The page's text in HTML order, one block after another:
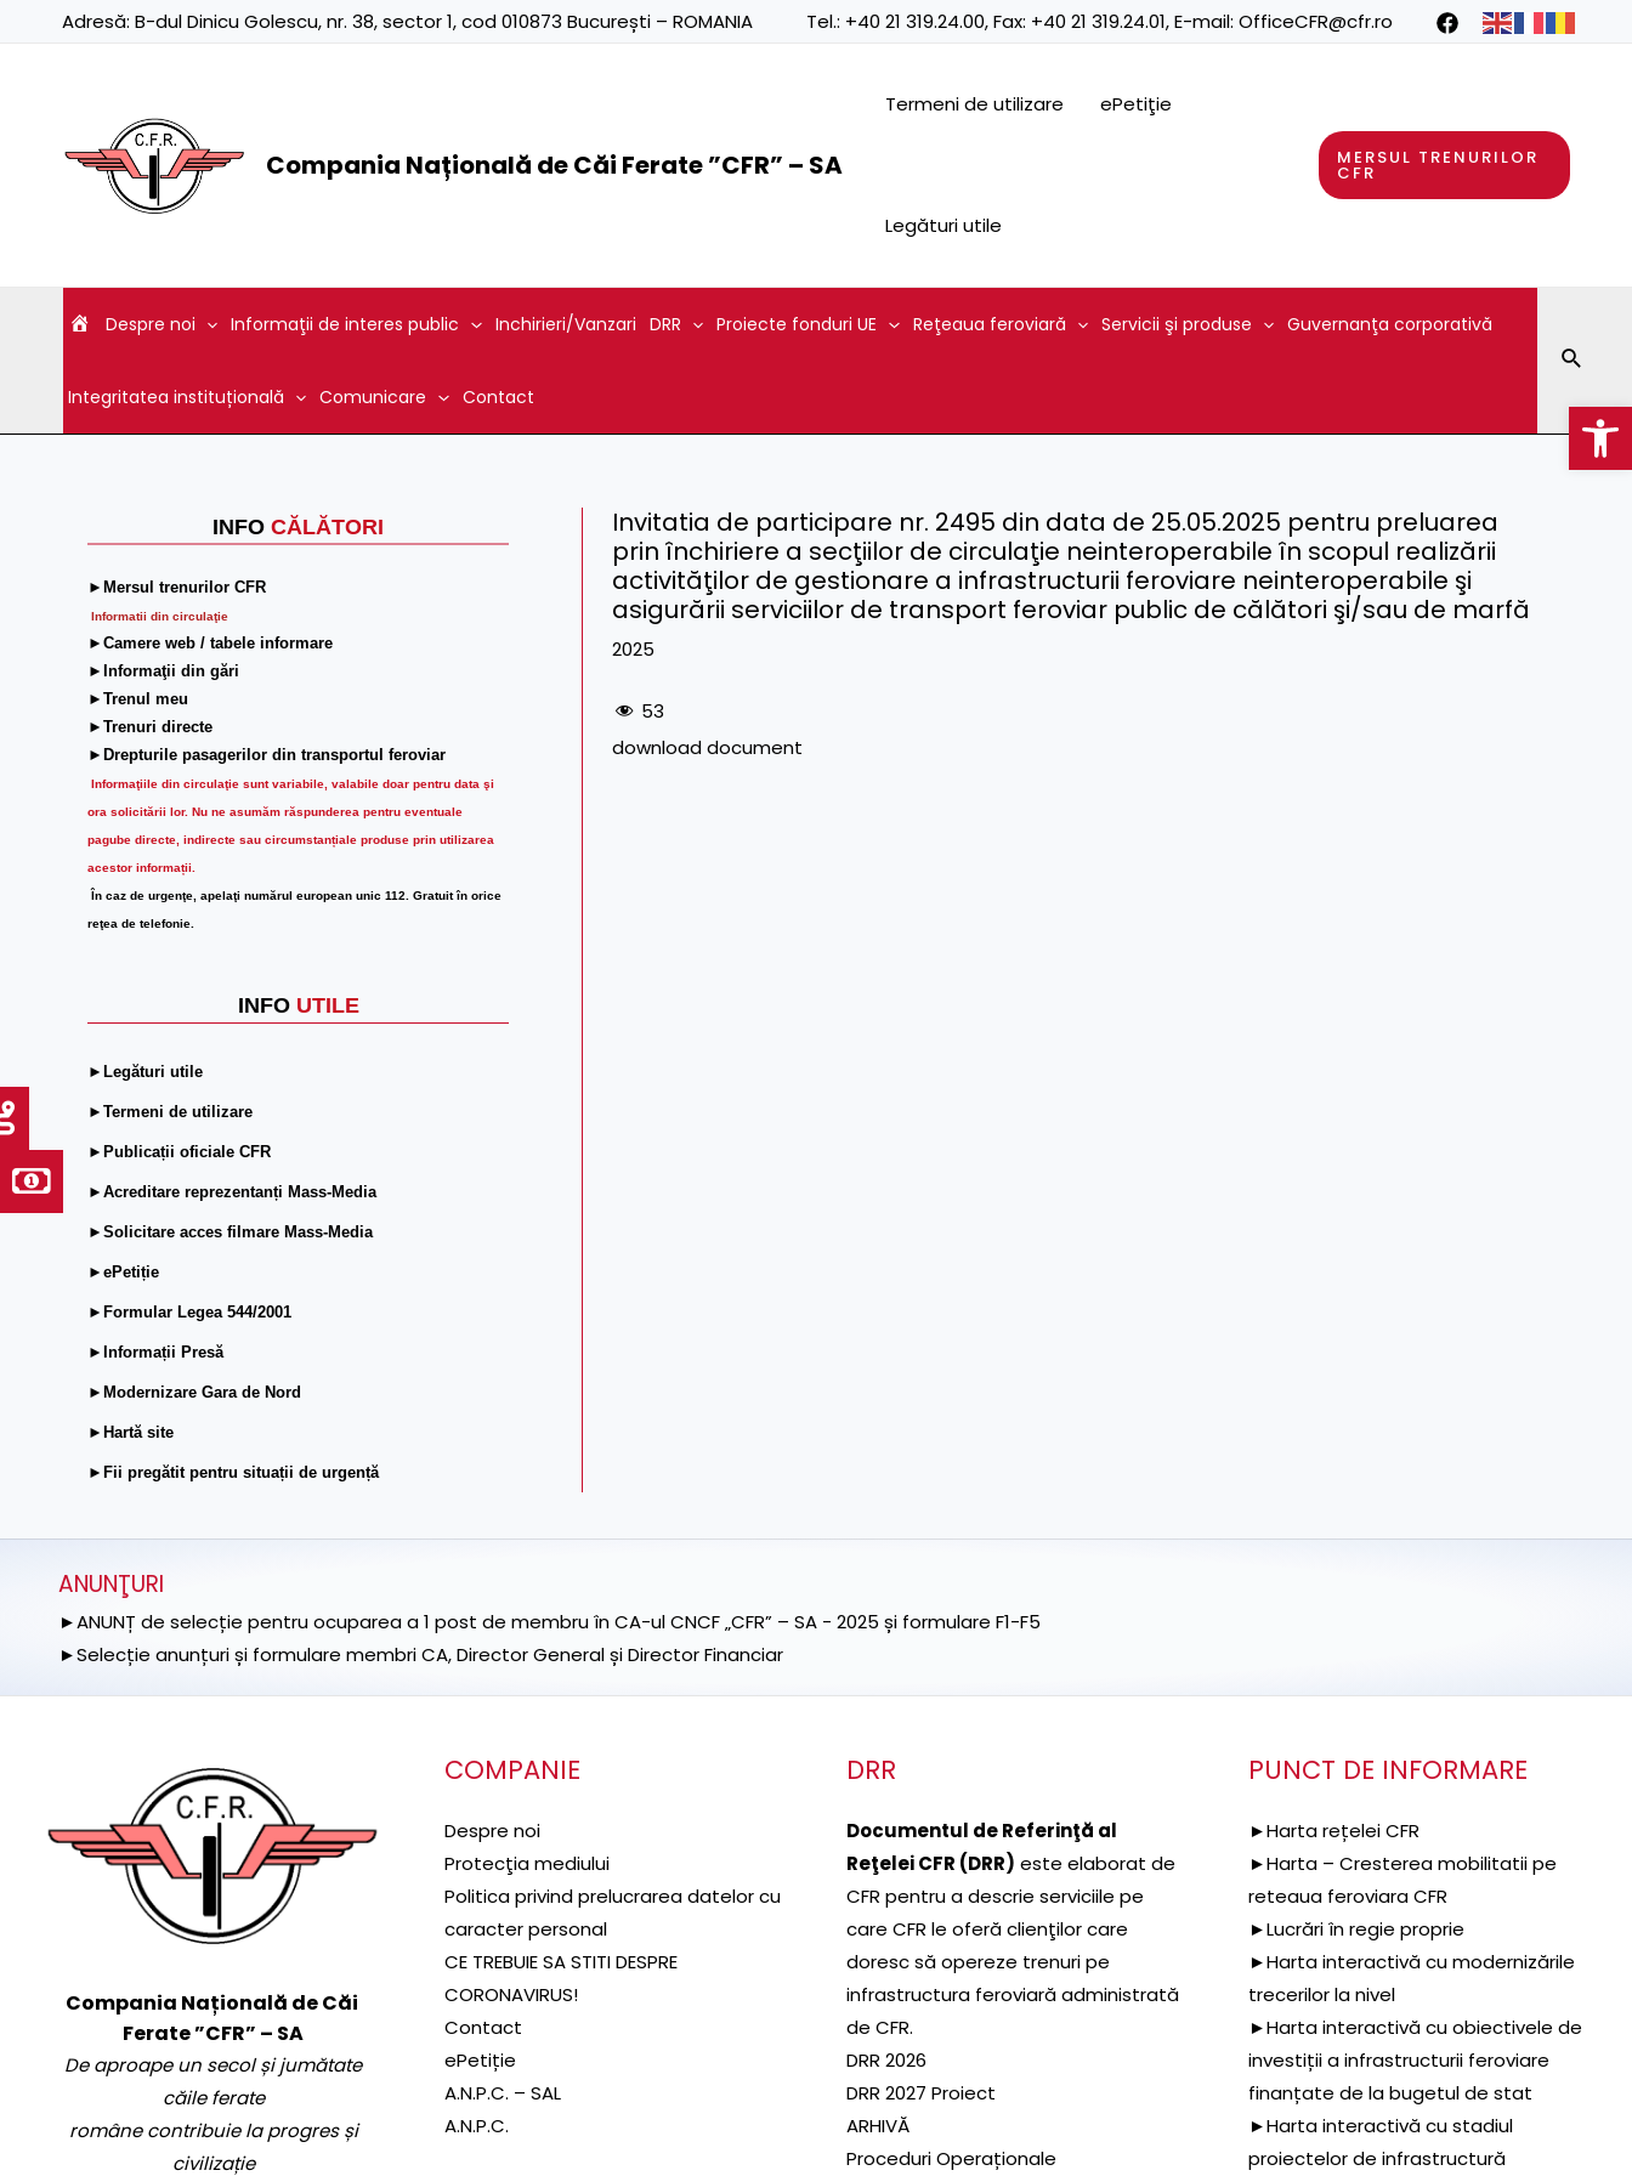
Adresă: B-dul Dinicu Golescu, nr. 38, sector 1, cod 010873 București – ROMANIA Tel.: +40 21 319.24.00, Fax: +40 21 319.24.01, E-mail: OfficeCFR@cfr.ro
Compania Națională de Căi Ferate ”CFR” – SA
Termeni de utilizare ePetiţie
Legături utile
MERSUL TRENURILOR
CFR
Despre noi Informaţii de interes public Inchirieri/Vanzari DRR Proiecte fonduri UE Reţeaua feroviară Servicii şi produse Guvernanţa corporativă
Integritatea instituțională Comunicare Contact
INFO CĂLĂTORI
►Mersul trenurilor CFR
Informatii din circulaţie
►Camere web / tabele informare
►Informaţii din gări
►Trenul meu
►Trenuri directe
►Drepturile pasagerilor din transportul feroviar
Informaţiile din circulaţie sunt variabile, valabile doar pentru data şi
ora solicitării lor. Nu ne asumăm răspunderea pentru eventuale
pagube directe, indirecte sau circumstanțiale produse prin utilizarea
acestor informații.
În caz de urgenţe, apelaţi numărul european unic 112. Gratuit în orice
reţea de telefonie.
INFO UTILE
►Legături utile
►Termeni de utilizare
►Publicații oficiale CFR
►Acreditare reprezentanți Mass-Media
►Solicitare acces filmare Mass-Media
►ePetiție
►Formular Legea 544/2001
►Informații Presă
►Modernizare Gara de Nord
►Hartă site
►Fii pregătit pentru situații de urgență
Invitatia de participare nr. 2495 din data de 25.05.2025 pentru preluarea
prin închiriere a secţiilor de circulaţie neinteroperabile în scopul realizării
activităţilor de gestionare a infrastructurii feroviare neinteroperabile şi
asigurării serviciilor de transport feroviar public de călători şi/sau de marfă
2025
53
download document
ANUNŢURI
►ANUNȚ de selecție pentru ocuparea a 1 post de membru în CA-ul CNCF „CFR” – SA - 2025 și formulare F1-F5
►Selecție anunțuri și formulare membri CA, Director General și Director Financiar
Compania Națională de Căi
Ferate ”CFR” – SA
De aproape un secol și jumătate
căile ferate
române contribuie la progres și
civilizație
COMPANIE
Despre noi
Protecţia mediului
Politica privind prelucrarea datelor cu
caracter personal
CE TREBUIE SA STITI DESPRE
CORONAVIRUS!
Contact
ePetiție
A.N.P.C. – SAL
A.N.P.C.
DRR
Documentul de Referinţă al
Reţelei CFR (DRR) este elaborat de
CFR pentru a descrie serviciile pe
care CFR le oferă clienţilor care
doresc să opereze trenuri pe
infrastructura feroviară administrată
de CFR.
DRR 2026
DRR 2027 Proiect
ARHIVĂ
Proceduri Operaționale
PUNCT DE INFORMARE
►Harta rețelei CFR
►Harta – Cresterea mobilitatii pe
reteaua feroviara CFR
►Lucrări în regie proprie
►Harta interactivă cu modernizările
trecerilor la nivel
►Harta interactivă cu obiectivele de
investiții a infrastructurii feroviare
finanțate de la bugetul de stat
►Harta interactivă cu stadiul
proiectelor de infrastructură